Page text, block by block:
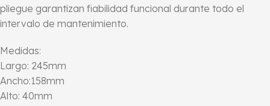
pliegue garantizan fiabilidad funcional durante todo el
intervalo de mantenimiento.
Medidas:
Largo: 245mm
Ancho:158mm
Alto: 40mm